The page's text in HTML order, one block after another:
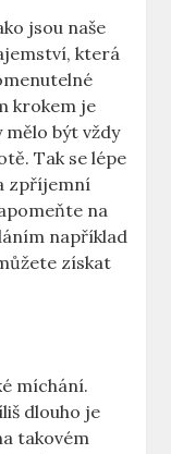
jsou naše
která
krokem je
mělo být vždy
Tak se lépe
zpříjemní
na
například
získat
míchání.
dlouho je
takovém